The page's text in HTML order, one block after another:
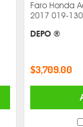
Faro Honda
2017 019-
DEPO ®
$3,709.00